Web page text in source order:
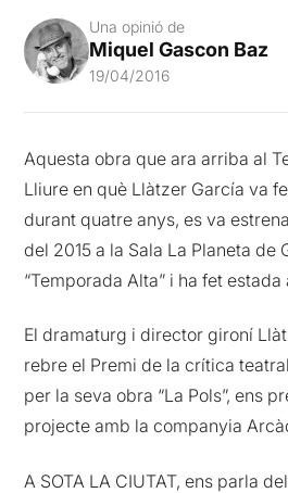
Una opinió de
Miquel Gascon Baz
19/04/2016
Aquesta obra que ara arriba al
Lliure en què Llàtzer García va
durant quatre anys, es va
del 2015 a la Sala La Planeta de
“Temporada Alta” i ha fet estada
El dramaturg i director gironí
rebre el Premi de la crítica
per la seva obra “La Pols”, ens
projecte amb la companyia
A SOTA LA CIUTAT, ens parla